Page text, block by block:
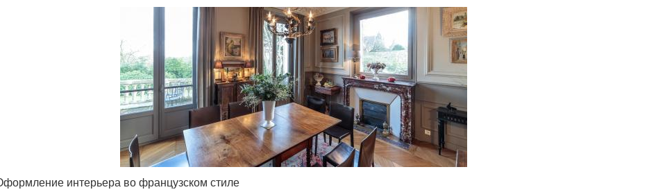
интерьера во французском стиле